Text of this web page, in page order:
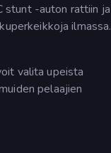
stunt -auton rattiin ja
ilmassa.
valita upeista
pelaajien